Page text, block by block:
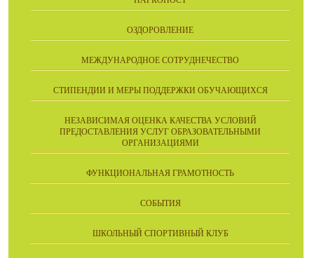
ОЗДОРОВЛЕНИЕ
МЕЖДУНАРОДНОЕ СОТРУДНЕЧЕСТВО
СТИПЕНДИИ И МЕРЫ ПОДДЕРЖКИ ОБУЧАЮЩИХСЯ
НЕЗАВИСИМАЯ ОЦЕНКА КАЧЕСТВА УСЛОВИЙ
ПРЕДОСТАВЛЕНИЯ УСЛУГ ОБРАЗОВАТЕЛЬНЫМИ
ОРГАНИЗАЦИЯМИ
ФУНКЦИОНАЛЬНАЯ ГРАМОТНОСТЬ
СОБЫТИЯ
ШКОЛЬНЫЙ СПОРТИВНЫЙ КЛУБ